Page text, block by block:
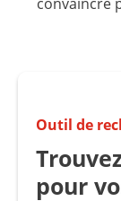
Outil de
pour